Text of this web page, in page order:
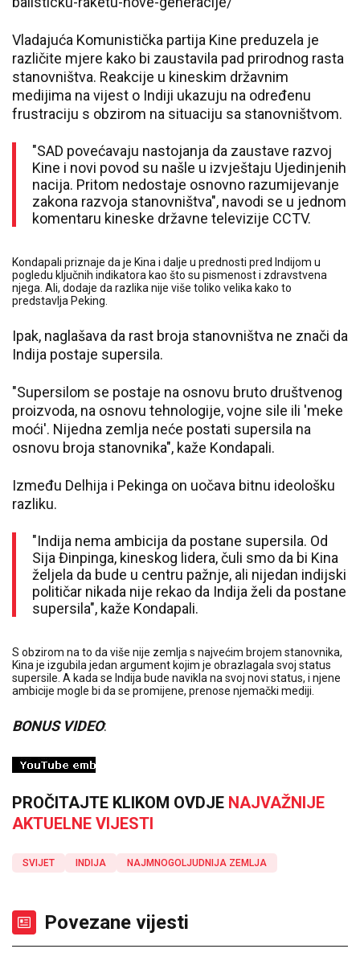
Vladajuća Komunistička partija Kine preduzela je
različite mjere kako bi zaustavila pad prirodnog rasta
stanovništva. Reakcije u kineskim državnim
medijima na vijest o Indiji ukazuju na određenu
frustraciju s obzirom na situaciju sa stanovništvom.
"SAD povećavaju nastojanja da zaustave razvoj
Kine i novi povod su našle u izvještaju Ujedinjenih
nacija. Pritom nedostaje osnovno razumijevanje
zakona razvoja stanovništva", navodi se u jednom
komentaru kineske državne televizije CCTV.
Kondapali priznaje da je Kina i dalje u prednosti pred Indijom u
pogledu ključnih indikatora kao što su pismenost i zdravstvena
njega. Ali, dodaje da razlika nije više toliko velika kako to
predstavlja Peking.
Ipak, naglašava da rast broja stanovništva ne znači da
Indija postaje supersila.
"Supersilom se postaje na osnovu bruto društvenog
proizvoda, na osnovu tehnologije, vojne sile ili 'meke
moći'. Nijedna zemlja neće postati supersila na
osnovu broja stanovnika", kaže Kondapali.
Između Delhija i Pekinga on uočava bitnu ideološku
razliku.
"Indija nema ambicija da postane supersila. Od
Sija Đinpinga, kineskog lidera, čuli smo da bi Kina
željela da bude u centru pažnje, ali nijedan indijski
političar nikada nije rekao da Indija želi da postane
supersila", kaže Kondapali.
S obzirom na to da više nije zemlja s najvećim brojem stanovnika,
Kina je izgubila jedan argument kojim je obrazlagala svoj status
supersile. A kada se Indija bude navikla na svoj novi status, i njene
ambicije mogle bi da se promijene, prenose njemački mediji.
BONUS VIDEO:
PROČITAJTE KLIKOM OVDJE NAJVAŽNIJE
AKTUELNE VIJESTI
SVIJET INDIJA NAJMNOGOLJUDNIJA ZEMLJA
Povezane vijesti